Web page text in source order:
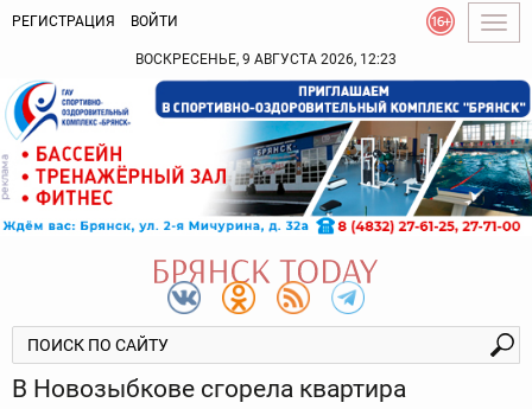
РЕГИСТРАЦИЯ ВОЙТИ
ВОСКРЕСЕНЬЕ, 9 АВГУСТА 2026, 12:23
В Новозыбкове сгорела квартира